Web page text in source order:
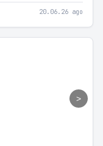
20.06.26 ago
>